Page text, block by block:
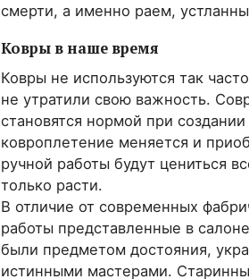
смерти, а именно раем,
Ковры в наше время
Ковры не используются так
не утратили свою важность.
становятся нормой при
ковроплетение меняется и
ручной работы будут цениться
только расти.
В отличие от современных
работы представленные в
были предметом достояния,
истинными мастерами.